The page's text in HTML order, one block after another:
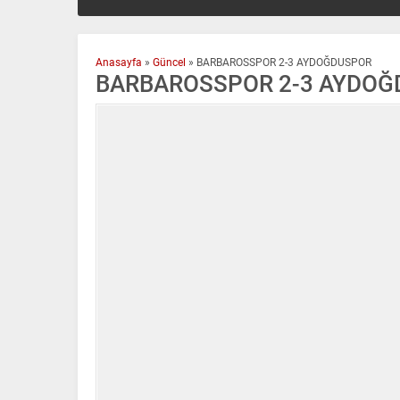
Anasayfa » Güncel » BARBAROSSPOR 2-3 AYDOĞDUSPOR
BARBAROSSPOR 2-3